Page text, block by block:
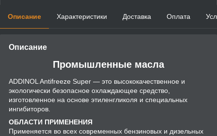
Описание Характеристики Доставка Оплата
Описание
Промышленные масла
ADDINOL Antifreeze Super — это высококачественное и
экологически безопасное охлаждающее средство,
изготовленное на основе этиленгликоля и специальных
ингибиторов.
ОБЛАСТИ ПРИМЕНЕНИЯ
Применяется во всех современных бензиновых и дизельных